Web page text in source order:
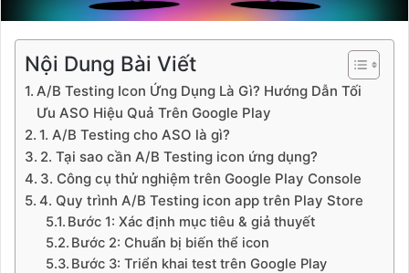
Nội Dung Bài Viết
A/B Testing Icon Ứng Dụng Là Gì? Hướng Dẫn Tối
Ưu ASO Hiệu Quả Trên Google Play
1. A/B Testing cho ASO là gì?
2. Tại sao cần A/B Testing icon ứng dụng?
3. Công cụ thử nghiệm trên Google Play Console
4. Quy trình A/B Testing icon app trên Play Store
Bước 1: Xác định mục tiêu & giả thuyết
Bước 2: Chuẩn bị biến thể icon
Bước 3: Triển khai test trên Google Play